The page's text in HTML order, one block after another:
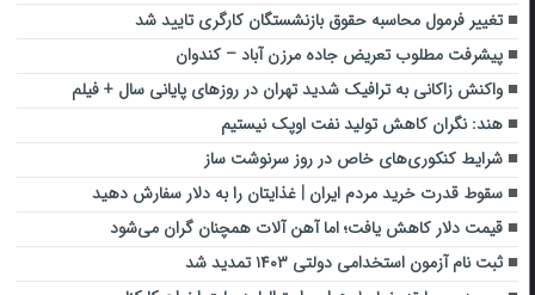
تغییر فرمول محاسبه حقوق بازنشستگان کارگری تایید شد
پیشرفت مطلوب تعریض جاده مرزن آباد – کندوان
واکنش زاکانی به ترافیک شدید تهران در روزهای پایانی سال + فیلم
هند: نگران کاهش تولید نفت اوپک نیستیم
شرایط کنکوری‌های خاص در روز سرنوشت ساز
سقوط قدرت خرید مردم ایران | غذایتان را به دلار سفارش دهید
قیمت دلار کاهش یافت؛ اما آهن آلات همچنان گران می‌شود
ثبت نام آزمون استخدامی دولتی ۱۴۰۳ تمدید شد